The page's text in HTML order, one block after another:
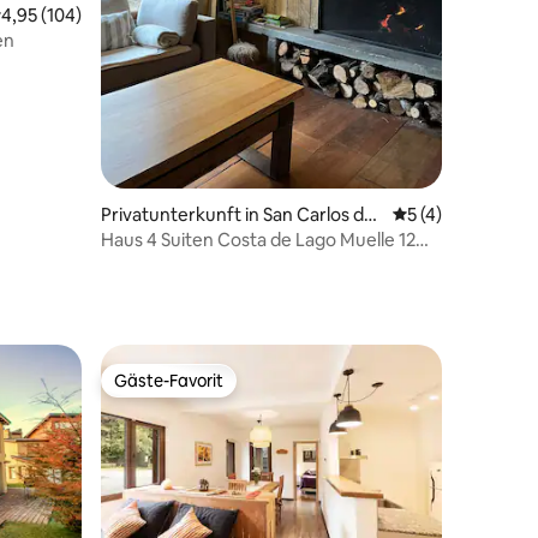
Bewertungen
Bewertung: 4,95 von 5, 104 Bewertungen
4,95 (104)
Privatunterkunft in San Carlos de
Bariloche
5 (4)
Haus 4 Suiten Costa de Lago Muelle 12
Gäste-Favorit
Gäste-Favorit